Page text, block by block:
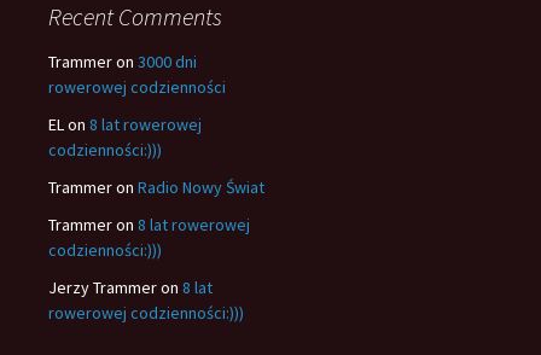
Recent Comments
Trammeron 3000 dni
rowerowej codzienności
ELon 8 lat rowerowej
codzienności:)))
Trammeron Radio Nowy Świat
Trammeron 8 lat rowerowej
codzienności:)))
Jerzy Trammeron 8 lat
rowerowej codzienności:)))